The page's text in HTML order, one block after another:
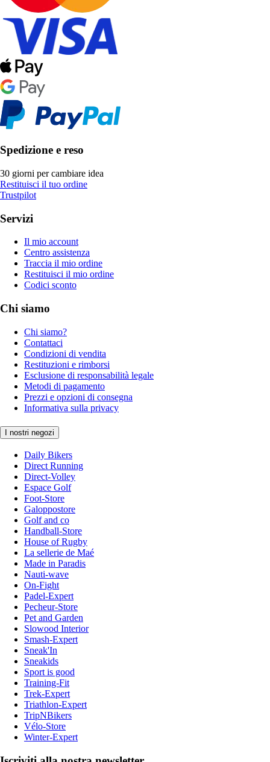
Spedizione e reso
30 giorni per cambiare idea
Restituisci il tuo ordine
Trustpilot
Servizi
Il mio account
Centro assistenza
Traccia il mio ordine
Restituisci il mio ordine
Codici sconto
Chi siamo
Chi siamo?
Contattaci
Condizioni di vendita
Restituzioni e rimborsi
Esclusione di responsabilità legale
Metodi di pagamento
Prezzi e opzioni di consegna
Informativa sulla privacy
I nostri negozi
Daily Bikers
Direct Running
Direct-Volley
Espace Golf
Foot-Store
Galoppostore
Golf and co
Handball-Store
House of Rugby
La sellerie de Maé
Made in Paradis
Nauti-wave
On-Fight
Padel-Expert
Pecheur-Store
Pet and Garden
Slowood Interior
Smash-Expert
Sneak'In
Sneakids
Sport is good
Training-Fit
Trek-Expert
Triathlon-Expert
TripNBikers
Vélo-Store
Winter-Expert